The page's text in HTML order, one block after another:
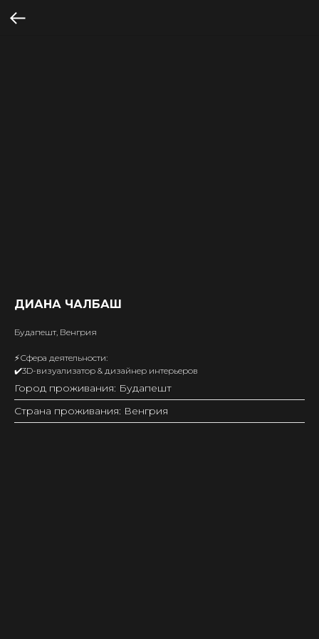
ДИАНА ЧАЛБАШ
Будапешт, Венгрия
⚡️Сфера деятельности:
✔️3D-визуализатор & дизайнер интерьеров
Город проживания: Будапешт
Страна проживания: Венгрия